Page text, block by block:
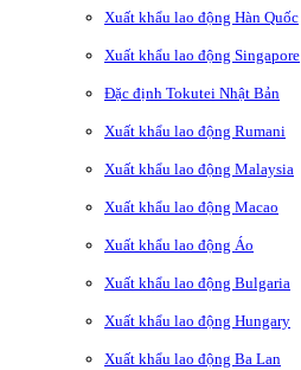
Xuất khẩu lao động Hàn Quốc
Xuất khẩu lao động Singapore
Đặc định Tokutei Nhật Bản
Xuất khẩu lao động Rumani
Xuất khẩu lao động Malaysia
Xuất khẩu lao động Macao
Xuất khẩu lao động Áo
Xuất khẩu lao động Bulgaria
Xuất khẩu lao động Hungary
Xuất khẩu lao động Ba Lan